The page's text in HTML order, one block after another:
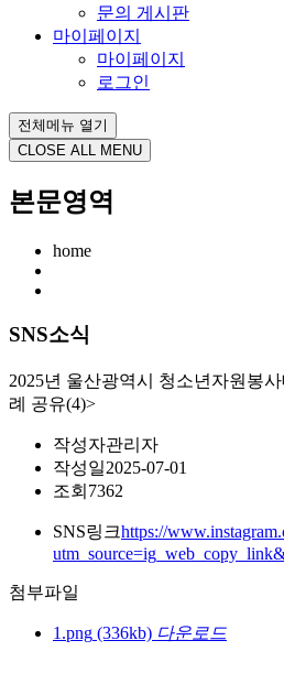
문의 게시판
마이페이지
마이페이지
로그인
전체메뉴 열기
CLOSE ALL MENU
본문영역
home
SNS소식
2025년 울산광역시 청소년자원봉
례 공유(4)>
작성자관리자
작성일2025-07-01
조회 7362
SNS링크https://
첨부파일
1.png (336kb) 다운로드